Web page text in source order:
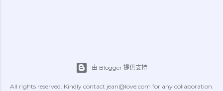
由 Blogger 提供支持
All rights reserved. Kindly contact jean@love.com for any collaboration.